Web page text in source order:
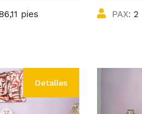
pies PAX: 2
Detalles